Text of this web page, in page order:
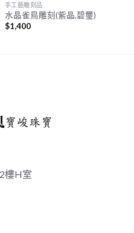
手工藝雕刻品
水晶雀鳥雕刻(紫晶,碧璽)
$1,400
樓H室